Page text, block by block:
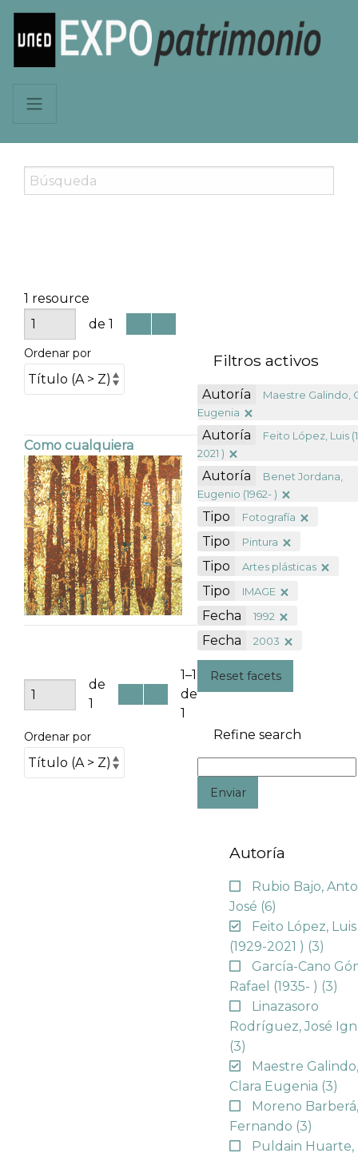
1 resource
de 1
Ordenar por
Como cualquiera
de
1
1–1
de
1
Ordenar por
Filtros activos
Autoría
Maestre Galindo,
Eugenia
Autoría
Feito López, Luis
2021 )
Autoría
Benet Jordana,
Eugenio (1962- )
Tipo Fotografía
Tipo Pintura
Tipo Artes plásticas
Tipo IMAGE
Fecha 1992
Fecha 2003
Reset facets
Refine search
Enviar
Autoría
Rubio Bajo,
José (6)
Feito López, Luis
(1929-2021 ) (3)
García-Cano
Rafael (1935- ) (3)
Linazasoro
Rodríguez, José
(3)
Maestre
Clara Eugenia (3)
Moreno
Fernando (3)
Puldain Huarte,